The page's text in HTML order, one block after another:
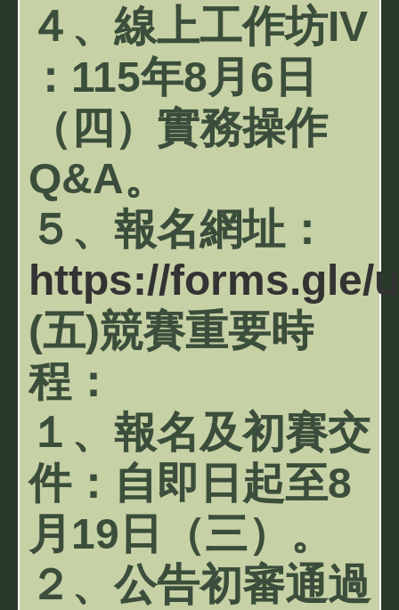
４、線上工作坊IV
：115年8月6日
（四）實務操作
Q&A。
５、報名網址：
https://forms.gle/
(五)競賽重要時
程：
１、報名及初賽交
件：自即日起至8
月19日（三）。
２、公告初審通過